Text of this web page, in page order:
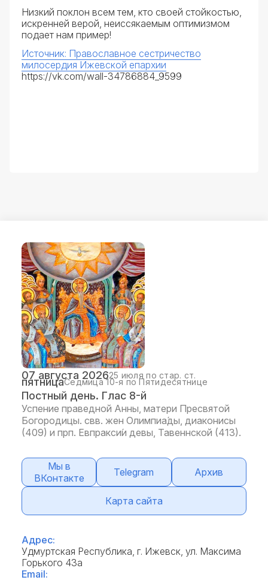
Низкий поклон всем тем, кто своей стойкостью,
искренней верой, неиссякаемым оптимизмом
подает нам пример!
Источник: Православное сестричество
милосердия Ижевской епархии
https://vk.com/wall-34786884_9599
07 августа 202625 июля по стар. ст.
пятницаСедмица 10-я по Пятидесятнице
Постный день. Глас 8-й
Успение праведной Анны, матери Пресвятой
Богородицы. свв. жен Олимпиа́ды, диаконисы
(409) и прп. Евпракси́и девы, Тавеннской (413).
Мы в
ВКонтакте
Telegram Архив
Карта сайта
Адрес:
Удмуртская Республика, г. Ижевск, ул. Максима
Горького 43а
Email: